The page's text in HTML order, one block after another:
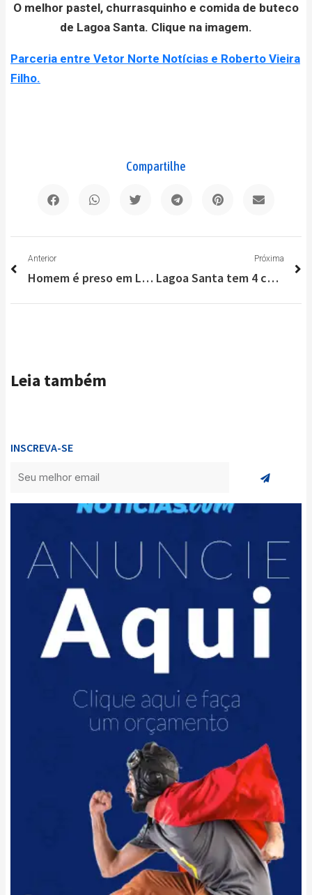
O melhor pastel, churrasquinho e comida de buteco
de Lagoa Santa. Clique na imagem.
Parceria entre Vetor Norte Notícias e Roberto Vieira
Filho.
Compartilhe
Anterior
Homem é preso em Lagoa Santa após ameaçar e atirar em residência
Próxima
Lagoa Santa tem 4 casos confirmados da variante Ômicron
Leia também
INSCREVA-SE